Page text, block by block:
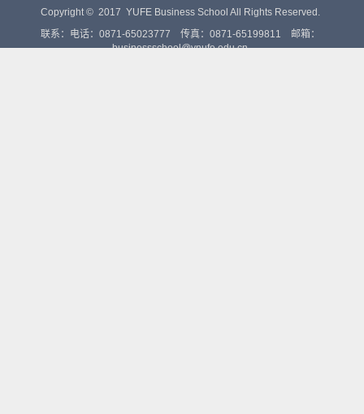
Copyright © 2017 YUFE Business School All Rights Reserved.
联系：电话：0871-65023777 传真：0871-65199811 邮箱：
businessschool@ynufe.edu.cn